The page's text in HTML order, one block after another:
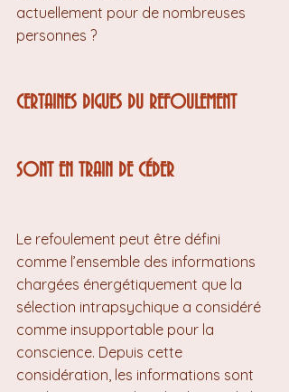
actuellement pour de nombreuses
personnes ?
CERTAINES DIGUES DU REFOULEMENT
SONT EN TRAIN DE CÉDER
Le refoulement peut être défini
comme l’ensemble des informations
chargées énergétiquement que la
sélection intrapsychique a considéré
comme insupportable pour la
conscience. Depuis cette
considération, les informations sont